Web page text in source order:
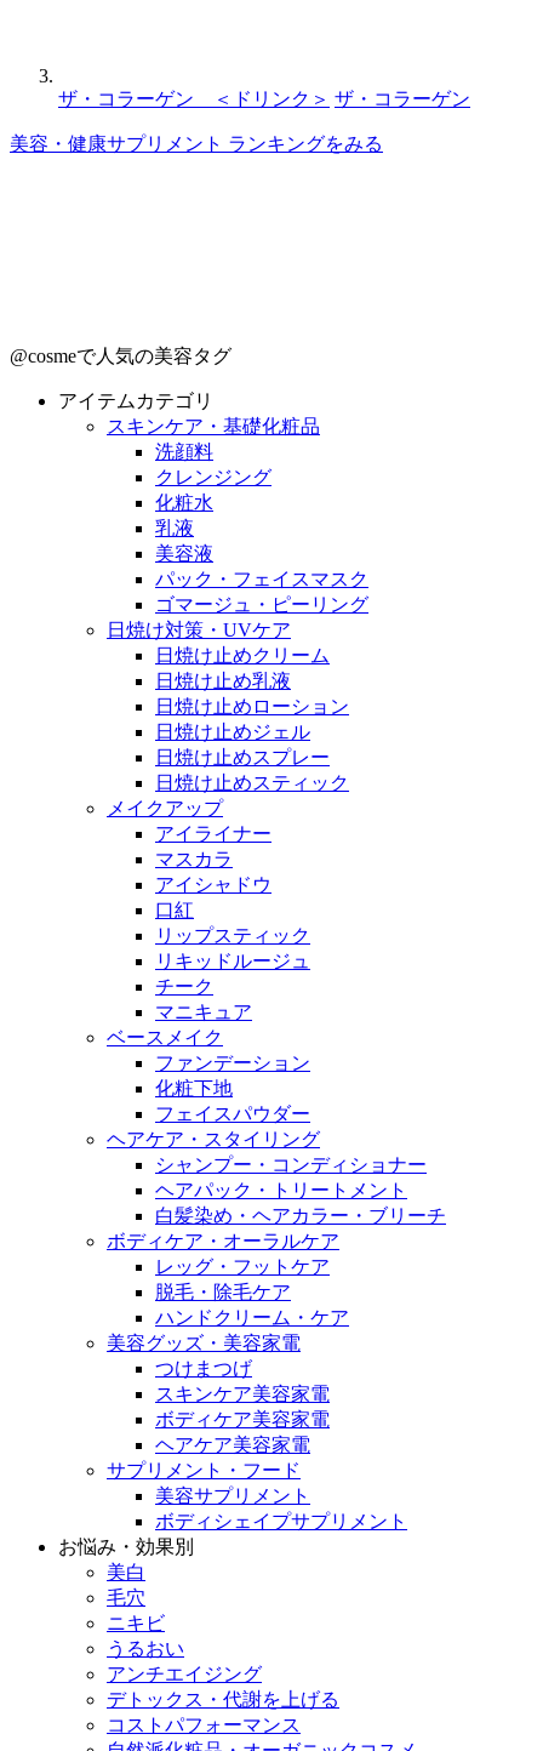
ザ・コラーゲン ＜ドリンク＞ ザ・コラーゲン
美容・健康サプリメント ランキングをみる
@cosmeで人気の美容タグ
アイテムカテゴリ
スキンケア・基礎化粧品
洗顔料
クレンジング
化粧水
乳液
美容液
パック・フェイスマスク
ゴマージュ・ピーリング
日焼け対策・UVケア
日焼け止めクリーム
日焼け止め乳液
日焼け止めローション
日焼け止めジェル
日焼け止めスプレー
日焼け止めスティック
メイクアップ
アイライナー
マスカラ
アイシャドウ
口紅
リップスティック
リキッドルージュ
チーク
マニキュア
ベースメイク
ファンデーション
化粧下地
フェイスパウダー
ヘアケア・スタイリング
シャンプー・コンディショナー
ヘアパック・トリートメント
白髪染め・ヘアカラー・ブリーチ
ボディケア・オーラルケア
レッグ・フットケア
脱毛・除毛ケア
ハンドクリーム・ケア
美容グッズ・美容家電
つけまつげ
スキンケア美容家電
ボディケア美容家電
ヘアケア美容家電
サプリメント・フード
美容サプリメント
ボディシェイプサプリメント
お悩み・効果別
美白
毛穴
ニキビ
うるおい
アンチエイジング
デトックス・代謝を上げる
コストパフォーマンス